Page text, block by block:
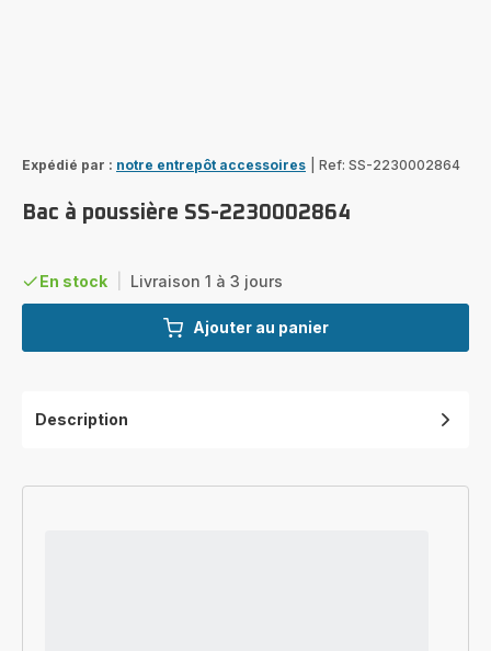
Expédié par : notre entrepôt accessoires Ref: SS-2230002864
Bac à poussière SS-2230002864
En stock Livraison 1 à 3 jours
Ajouter au panier
Description